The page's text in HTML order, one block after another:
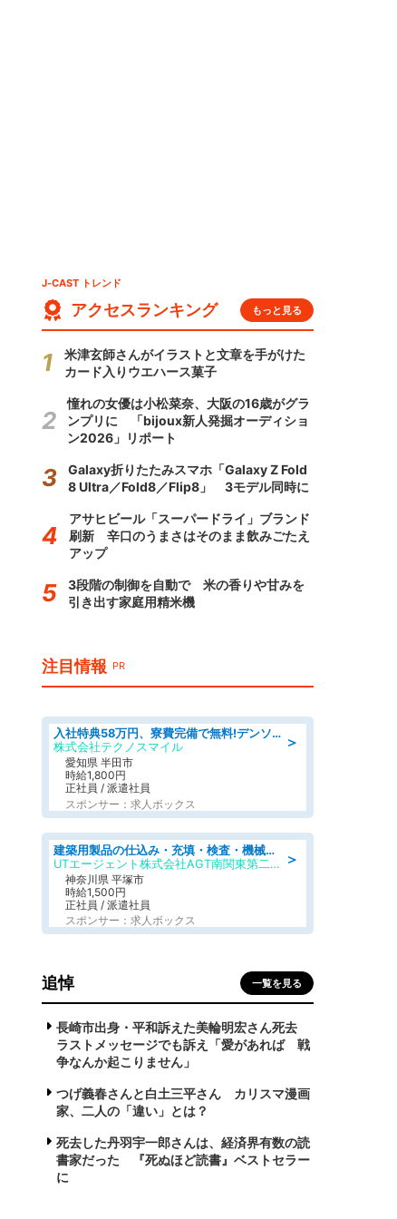
J-CAST トレンド
アクセスランキング もっと見る
米津玄師さんがイラストと文章を手がけた
カード入りウエハース菓子
憧れの女優は小松菜奈、大阪の16歳がグラ
ンプリに 「bijoux新人発掘オーディショ
ン2026」リポート
Galaxy折りたたみスマホ「Galaxy Z Fold
8 Ultra／Fold8／Flip8」 3モデル同時に
アサヒビール「スーパードライ」ブランド
刷新 辛口のうまさはそのまま飲みごたえ
アップ
3段階の制御を自動で 米の香りや甘みを
引き出す家庭用精米機
注目情報 PR
＞
入社特典58万円、寮費完備で無料!デンソーで働こう!自動車工場で小型部品の検査業務 denso aichi
株式会社テクノスマイル
愛知県 半田市
時給1,800円
正社員 / 派遣社員
スポンサー：求人ボックス
＞
建築用製品の仕込み・充填・検査・機械操作/寮完備/日払い/工場・製造
UTエージェント株式会社AGT南関東第二CU
神奈川県 平塚市
時給1,500円
正社員 / 派遣社員
スポンサー：求人ボックス
追悼 一覧を見る
長崎市出身・平和訴えた美輪明宏さん死去
ラストメッセージでも訴え「愛があれば 戦
争なんか起こりません」
つげ義春さんと白土三平さん カリスマ漫画
家、二人の「違い」とは？
死去した丹羽宇一郎さんは、経済界有数の読
書家だった 『死ぬほど読書』ベストセラー
に